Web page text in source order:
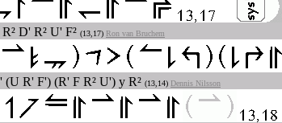
D' R² U' F² (13,17) Ron van Bruchem
R' F') (R' F R² U') y R² (13,14) Dennis Nilsson